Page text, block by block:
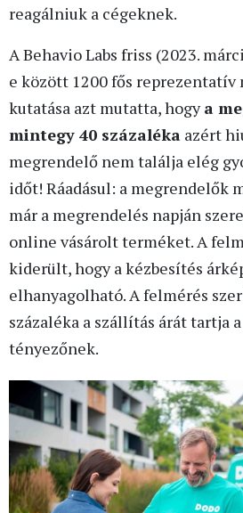
reagálniuk a cégeknek.
A Behavio Labs friss (2023.
e között 1200 fős
kutatása azt mutatta, hogya
mintegy 40 százaléka azért
megrendelő nem találja elég
időt! Ráadásul: a megrendelők
már a megrendelés napján
online vásárolt terméket. A
kiderült, hogy a kézbesítés
elhanyagolható. A felmérés
százaléka a szállítás árát tartja
tényezőnek.